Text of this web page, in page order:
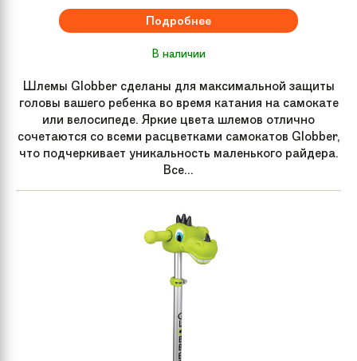
Подробнее
В наличии
Шлемы Globber сделаны для максимальной защиты
головы вашего ребенка во время катания на самокате
или велосипеде. Яркие цвета шлемов отлично
сочетаются со всеми расцветками самокатов Globber,
что подчеркивает уникальность маленького райдера.
Все...